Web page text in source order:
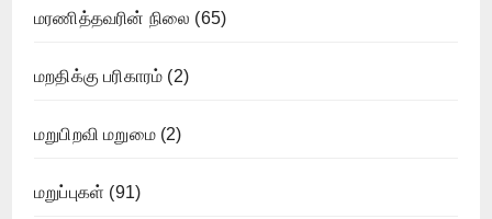
மரணித்தவரின் நிலை (65)
மறதிக்கு பரிகாரம் (2)
மறுபிறவி மறுமை(2)
மறுப்புகள் (91)